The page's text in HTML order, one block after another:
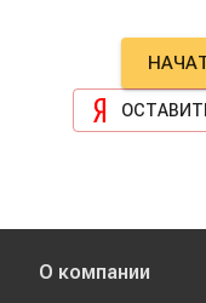
максимально
поставку, при
побеспокоился
которые очень
О компании